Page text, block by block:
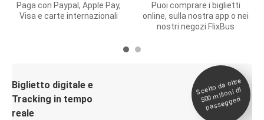
Paga con Paypal, Apple Pay,
Visa e carte internazionali
Puoi comprare i biglietti
online, sulla nostra app o nei
nostri negozi FlixBus
Biglietto digitale e
Tracking in tempo
reale
Scelto da oltre
500
milioni di
passeggeri